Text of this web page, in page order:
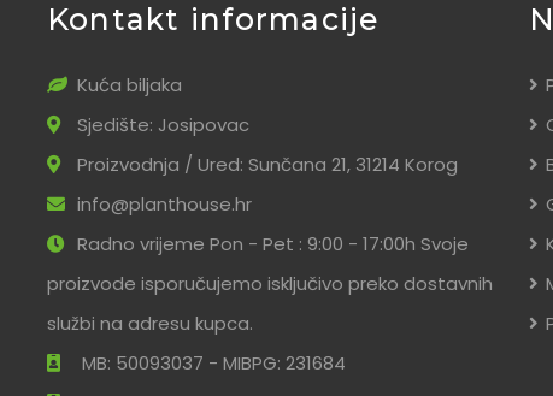
Kontakt informacije
Kuća biljaka
Sjedište: Josipovac
Proizvodnja / Ured: Sunčana 21, 31214 Korog
info@planthouse.hr
Radno vrijeme Pon - Pet : 9:00 - 17:00h Svoje
proizvode isporučujemo isključivo preko dostavnih
službi na adresu kupca.
MB: 50093037 - MIBPG: 231684